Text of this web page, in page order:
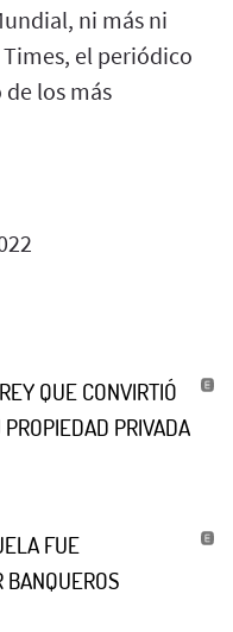
ni más ni
el periódico
los más
QUE CONVIRTIÓ
PRIVADA
FUE
BANQUEROS